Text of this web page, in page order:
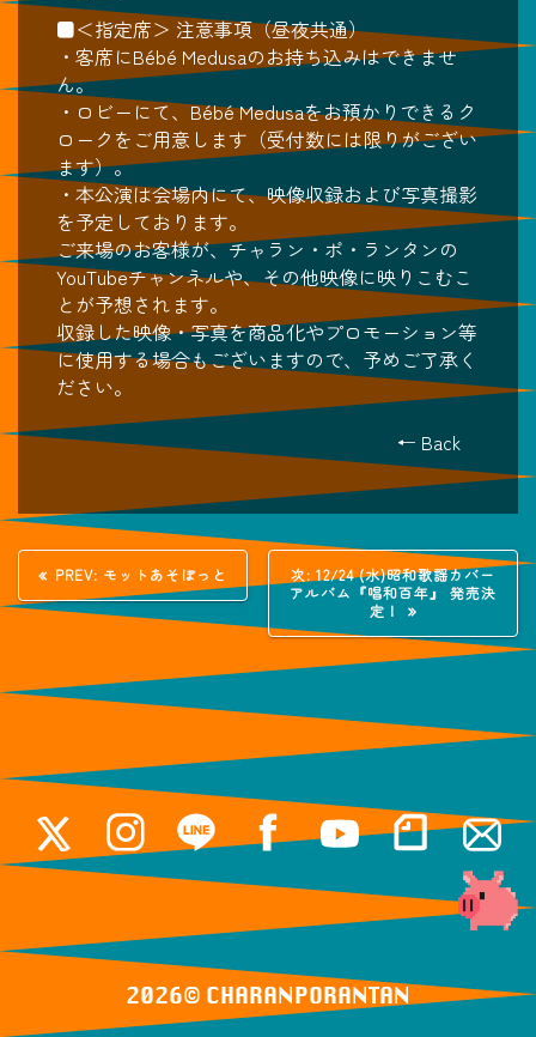
■＜指定席＞ 注意事項（昼夜共通）
・客席にBébé Medusaのお持ち込みはできませ
ん。
・ロビーにて、Bébé Medusaをお預かりできるク
ロークをご用意します（受付数には限りがござい
ます）。
・本公演は会場内にて、映像収録および写真撮影
を予定しております。
ご来場のお客様が、チャラン・ポ・ランタンの
YouTubeチャンネルや、その他映像に映りこむこ
とが予想されます。
収録した映像・写真を商品化やプロモーション等
に使用する場合もございますので、予めご了承く
ださい。
← Back
投
稿
ナ
ゲ
ー
シ
ョ
PREV: 過
の
モットあそぼっと 次: 次
の
稿:
12/24 (水)昭和歌謡カバー
アルバム『唱和百年』 発売決
定！
2026© ️CHARANPORANTAN